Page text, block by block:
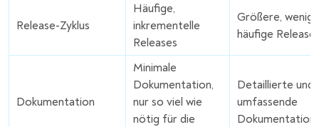
Release-Zyklus
Häufige,
inkrementelle
Releases
Größere,
häufige
Dokumentation
Minimale
Dokumentation,
nur so viel wie
nötig für die
Detaillierte und
umfassende
Dokumentation